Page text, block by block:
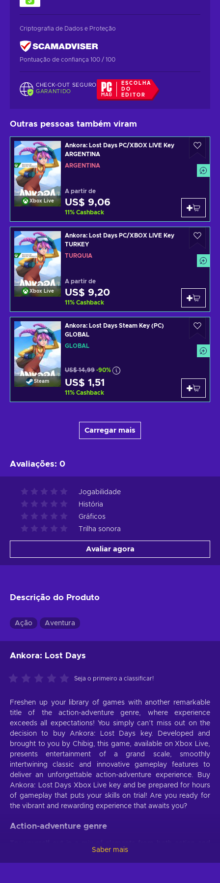
Criptografia de Dados e Proteção
Pontuação de confiança 100 / 100
CHECK-OUT SEGURO
GARANTIDO
ESCOLHA
DO
EDITOR
Outras pessoas também viram
Xbox Live
Ankora: Lost Days PC/XBOX LIVE Key
ARGENTINA
ARGENTINA
A partir de
US$ 9,06
11% Cashback
Xbox Live
Ankora: Lost Days PC/XBOX LIVE Key
TURKEY
TURQUIA
A partir de
US$ 9,20
11% Cashback
Steam
Ankora: Lost Days Steam Key (PC)
GLOBAL
GLOBAL
US$ 14,99 -90%
US$ 1,51
11% Cashback
Carregar mais
Avaliações: 0
Jogabilidade
História
Gráficos
Trilha sonora
Avaliar agora
Descrição do Produto
Ação Aventura
Ankora: Lost Days
Seja o primeiro a classificar!
Freshen up your library of games with another remarkable
title of the action-adventure genre, where experience
exceeds all expectations! You simply can’t miss out on the
decision to buy Ankora: Lost Days key. Developed and
brought to you by Chibig, this game, available on Xbox Live,
presents entertainment of a grand scale, smoothly
intertwining classic and innovative gameplay features to
deliver an unforgettable action-adventure experience. Buy
Ankora: Lost Days Xbox Live key and be prepared for hours
of gameplay that puts your skills on trial! Are you ready for
the vibrant and rewarding experience that awaits you?
Action-adventure genre
adventure game genres. Ankora: Lost Days Xbox Live key
can provide you with a compelling storyline in which you’ll
Saber mais